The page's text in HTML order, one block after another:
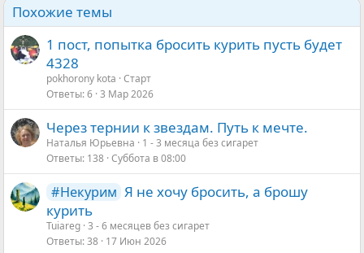
Похожие темы
1 пост, попытка бросить курить пусть будет
4328
pokhorony kota Старт
Ответы 6 3 Мар 2026
Через тернии к звездам. Путь к мечте.
Наталья Юрьевна
1 - 3 месяца без сигарет
Ответы 138 Суббота в 08:00
#Некурим Я не хочу бросить, а брошу
курить
Tuiareg 3 - 6 месяцев без сигарет
Ответы 38 17 Июн 2026